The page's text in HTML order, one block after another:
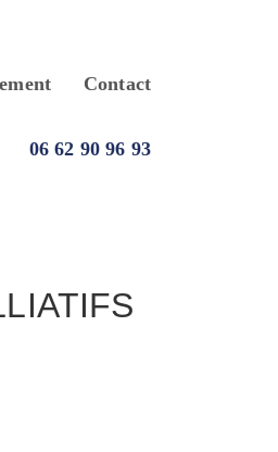
Contact
06 62 90 96 93